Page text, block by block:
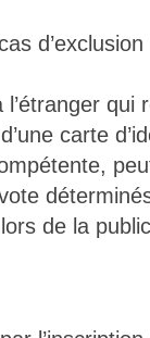
qui
carte
de la